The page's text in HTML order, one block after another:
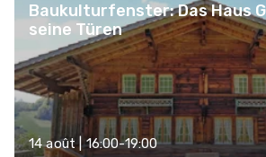
Baukulturfenster: Das Haus
seine Türen
14 août | 16:00-19:00